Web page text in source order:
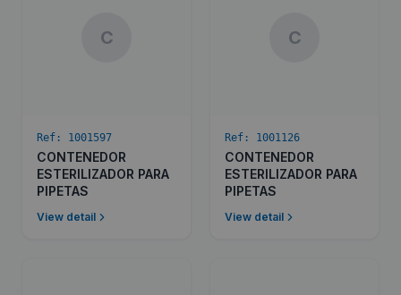
C
Ref: 1001597
CONTENEDOR
ESTERILIZADOR PARA
PIPETAS
View detail
C
Ref: 1001126
CONTENEDOR
ESTERILIZADOR PARA
PIPETAS
View detail